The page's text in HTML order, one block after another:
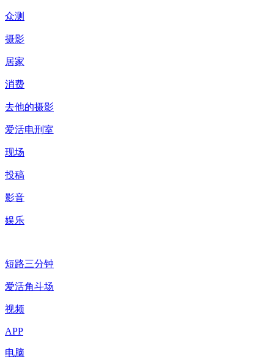
众测
摄影
居家
消费
去他的摄影
爱活电刑室
现场
投稿
影音
娱乐
短路三分钟
爱活角斗场
视频
APP
电脑